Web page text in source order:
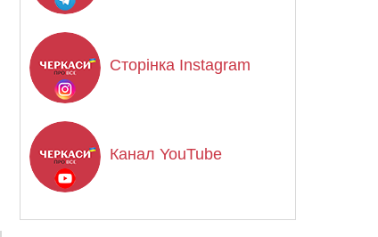
Сторінка Instagram
Канал YouTube